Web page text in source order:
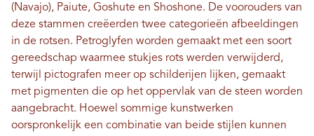
(Navajo), Paiute, Goshute en Shoshone. De voorouders van
deze stammen creëerden twee categorieën afbeeldingen
in de rotsen. Petroglyfen worden gemaakt met een soort
gereedschap waarmee stukjes rots werden verwijderd,
terwijl pictografen meer op schilderijen lijken, gemaakt
met pigmenten die op het oppervlak van de steen worden
aangebracht. Hoewel sommige kunstwerken
oorspronkelijk een combinatie van beide stijlen kunnen